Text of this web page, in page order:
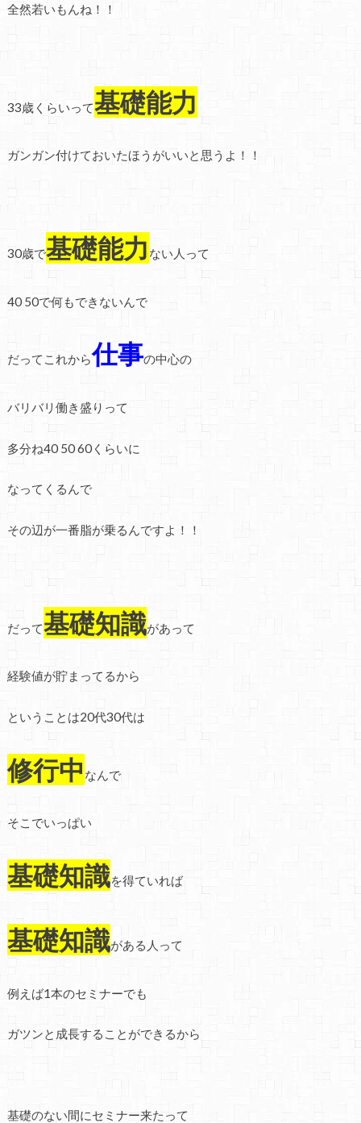
全然若いもんね！！
33歳くらいって基礎能力
ガンガン付けておいたほうがいいと思うよ！！
30歳で基礎能力 ない人って
40 50で何もできないんで
だってこれから仕事の中心の
バリバリ働き盛りって
多分ね40 50 60くらいに
なってくるんで
その辺が一番脂が乗るんですよ！！
だって基礎知識があって
経験値が貯まってるから
ということは20代30代は
修行中 なんで
そこでいっぱい
基礎知識を得ていれば
基礎知識がある人って
例えば1本のセミナーでも
ガツンと成長することができるから
基礎のない間にセミナー来たって